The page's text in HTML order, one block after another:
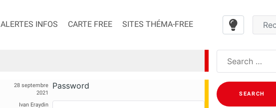
ALERTES INFOS CARTE FREE SITES THÉMA-FREE
28 septembre
2021
Ivan Eraydin
Password
for: